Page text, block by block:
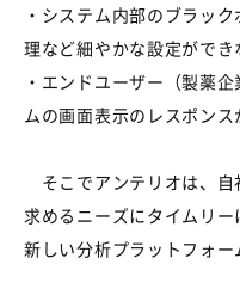
・システム内部のブラッ
理など細やかな設定ができ
・エンドユーザー（製薬
ムの画面表示のレスポンス
そこでアンテリオは、自
求めるニーズにタイムリ
新しい分析プラットフォー